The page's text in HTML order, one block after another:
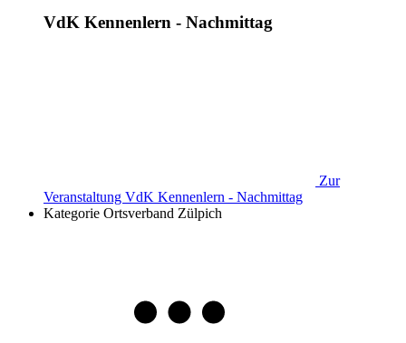
VdK Kennenlern - Nachmittag
Zur
Veranstaltung VdK Kennenlern - Nachmittag
Kategorie Ortsverband Zülpich